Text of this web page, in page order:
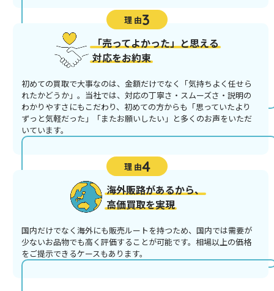
理 由3
「売ってよかった」と思える
対応をお約束
初めての買取で大事なのは、金額だけでなく「気持ちよく任せら
れたかどうか」。当社では、対応の丁寧さ・スムーズさ・説明の
わかりやすさにもこだわり、初めての方からも「思っていたより
ずっと気軽だった」「またお願いしたい」と多くのお声をいただ
いています。
理 由4
海外販路があるから、
高価買取を実現
国内だけでなく海外にも販売ルートを持つため、国内では需要が
少ないお品物でも高く評価することが可能です。相場以上の価格
をご提示できるケースもあります。